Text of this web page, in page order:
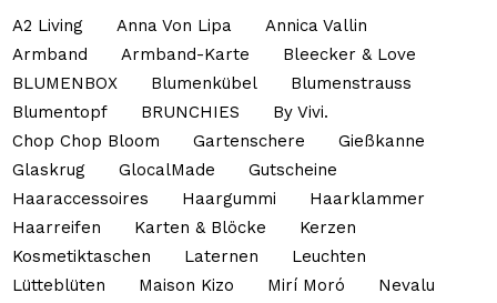
A2 Living Anna Von Lipa
Annica Vallin
Armband
Armband-Karte
Bleecker & Love
BLUMENBOX
Blumenkübel
Blumenstrauss
Blumentopf
BRUNCHIES
By Vivi.
Chop Chop Bloom
Gartenschere
Gießkanne
Glaskrug
GlocalMade
Gutscheine
Haaraccessoires
Haargummi
Haarklammer
Haarreifen
Karten & Blöcke
Kerzen
Kosmetiktaschen
Laternen
Leuchten
Lütteblüten
Maison Kizo Mirí Moró
Nevalu